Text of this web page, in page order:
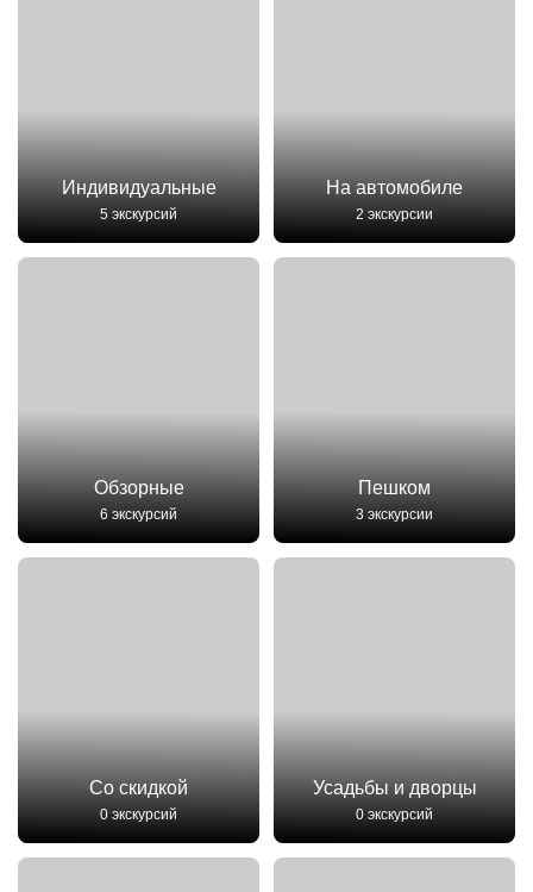
Индивидуальные
5 экскурсий
На автомобиле
2 экскурсии
Обзорные
6 экскурсий
Пешком
3 экскурсии
Со скидкой
0 экскурсий
Усадьбы и дворцы
0 экскурсий